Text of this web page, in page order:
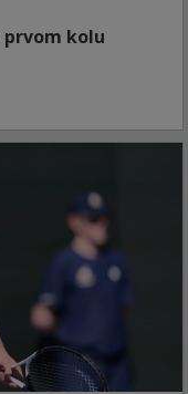
prvom kolu